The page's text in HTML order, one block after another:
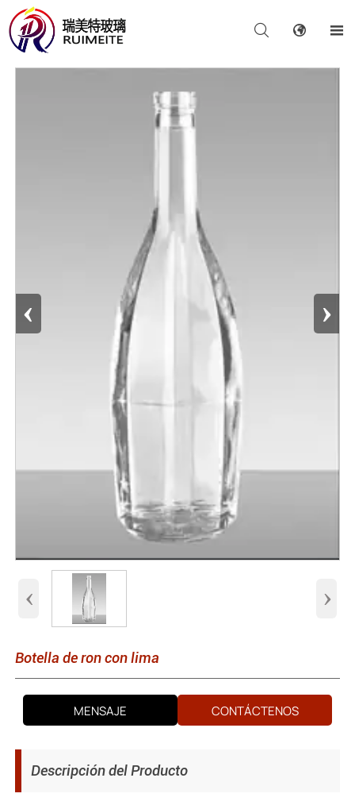
  
‹ ›
‹ ›
Botella de ron con lima
MENSAJE CONTÁCTENOS
Descripción del Producto